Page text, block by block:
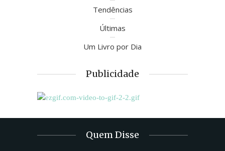
Tendências
Últimas
Um Livro por Dia
Publicidade
Quem Disse